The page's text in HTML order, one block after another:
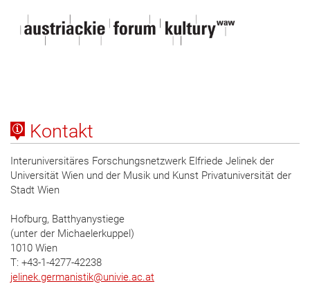
Kontakt
Interuniversitäres Forschungsnetzwerk Elfriede Jelinek der
Universität Wien und der Musik und Kunst Privatuniversität der
Stadt Wien
Hofburg, Batthyanystiege
(unter der Michaelerkuppel)
1010 Wien
T: +43-1-4277-42238
jelinek.germanistik@univie.ac.at